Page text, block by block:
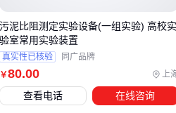
硫
更适合需要快速扩散的应用，
力容器的定期检测。
，但在以下情况值得优先考虑：
制造
￥80.00 上
污泥比阻测定实验设备(一组实验) 高校实
验室常用实验装置
真实性已核验 同广品牌
查看电话 在线咨询